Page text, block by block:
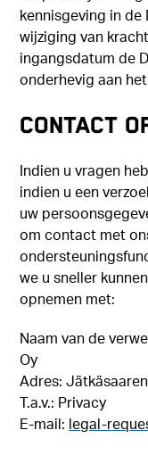
kennisgeving in
wijziging van
ingangsdatum de
onderhevig aan
CONTACT
Indien u vragen
indien u een
uw
om contact met
we u sneller
opnemen met:
Naam van de
Oy
Adres:
T.a.v.: Privacy
E-mail: legal-